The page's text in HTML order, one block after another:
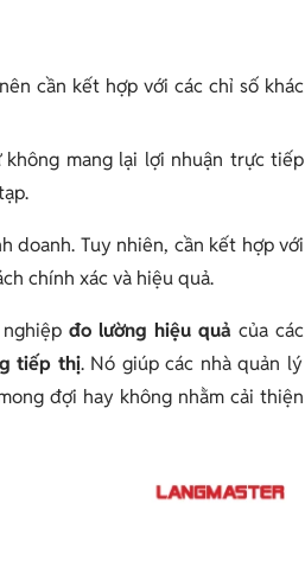
cần kết hợp với các chỉ số khác
mang lại lợi nhuận trực tiếp
doanh. Tuy nhiên, cần kết hợp với
chính xác và hiệu quả.
nghiệpđo lường hiệu quả của các
tiếp thị. Nó giúp các nhà quản lý
đợi hay không nhằm cải thiện